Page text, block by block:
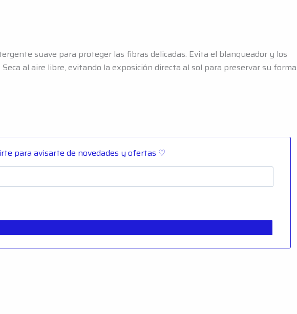
suave para proteger las fibras delicadas. Evita el blanqueador y los
al aire libre, evitando la exposición directa al sol para preservar su forma
para avisarte de novedades y ofertas ♡